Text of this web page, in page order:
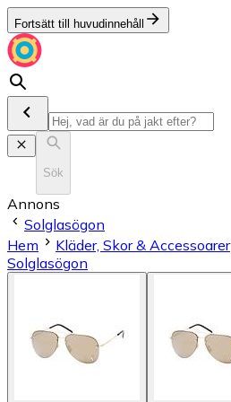
Fortsätt till huvudinnehåll
Sök
Annons
Solglasögon
Hem
Kläder, Skor & Accessoarer
Solglasögon